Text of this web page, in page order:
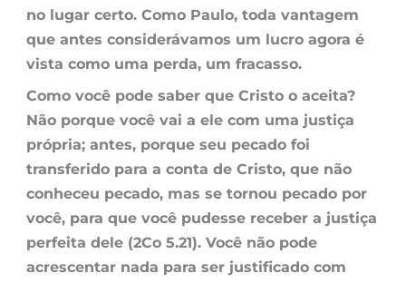
no lugar certo. Como Paulo, toda vantagem
que antes considerávamos um lucro agora é
vista como uma perda, um fracasso.
Como você pode saber que Cristo o aceita?
Não porque você vai a ele com uma justiça
própria; antes, porque seu pecado foi
transferido para a conta de Cristo, que não
conheceu pecado, mas se tornou pecado por
você, para que você pudesse receber a justiça
perfeita dele (2Co 5.21). Você não pode
acrescentar nada para ser justificado com